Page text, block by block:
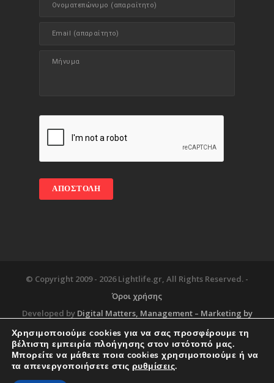
© Copyright 2009 - 2026 Lightlife.gr, All Rights Reserved. -
Όροι χρήσης
Developed by Digital Matters, Management – Marketing by
Blog About Services
Corporate Support
Χρησιμοποιούμε cookies για να σας προσφέρουμε τη
βέλτιστη εμπειρία πλοήγησης στον ιστότοπό μας.
Μπορείτε να μάθετε ποια cookies χρησιμοποιούμε ή να
τα απενεργοποιήσετε στις ρυθμίσεις.